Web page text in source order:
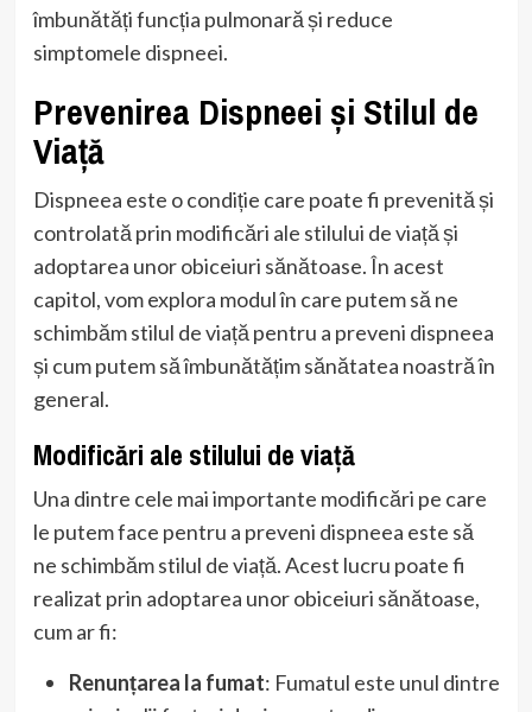
îmbunătăți funcția pulmonară și reduce
simptomele dispneei.
Prevenirea Dispneei și Stilul de
Viață
Dispneea este o condiție care poate fi prevenită și
controlată prin modificări ale stilului de viață și
adoptarea unor obiceiuri sănătoase. În acest
capitol, vom explora modul în care putem să ne
schimbăm stilul de viață pentru a preveni dispneea
și cum putem să îmbunătățim sănătatea noastră în
general.
Modificări ale stilului de viață
Una dintre cele mai importante modificări pe care
le putem face pentru a preveni dispneea este să
ne schimbăm stilul de viață. Acest lucru poate fi
realizat prin adoptarea unor obiceiuri sănătoase,
cum ar fi:
Renunțarea la fumat: Fumatul este unul dintre